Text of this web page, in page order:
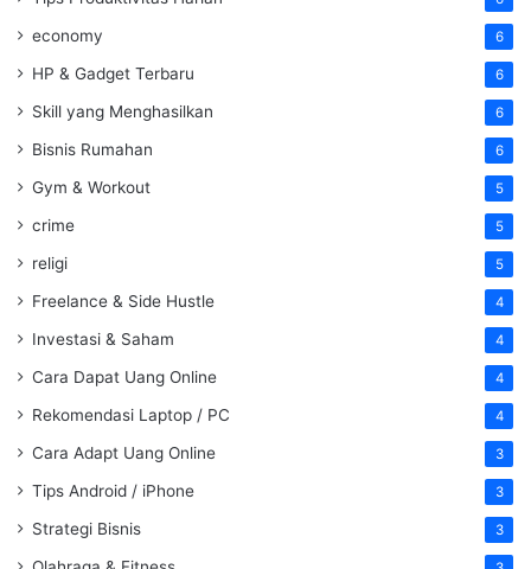
economy 6
HP & Gadget Terbaru 6
Skill yang Menghasilkan 6
Bisnis Rumahan 6
Gym & Workout 5
crime 5
religi 5
Freelance & Side Hustle 4
Investasi & Saham 4
Cara Dapat Uang Online 4
Rekomendasi Laptop / PC 4
Cara Adapt Uang Online 3
Tips Android / iPhone 3
Strategi Bisnis 3